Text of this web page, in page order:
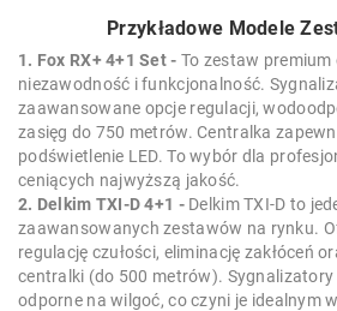
Przykładowe Modele
1. Fox RX+ 4+1 Set - To zestaw
niezawodność i funkcjonalność.
zaawansowane opcje regulacji,
zasięg do 750 metrów. Centralka
podświetlenie LED. To wybór dla
ceniących najwyższą jakość.
2. Delkim TXI-D 4+1 - Delkim TXI-D to
zaawansowanych zestawów na rynku.
regulację czułości, eliminację zakłóceń
centralki (do 500 metrów). Sygnalizatory
odporne na wilgoć, co czyni je idealnym